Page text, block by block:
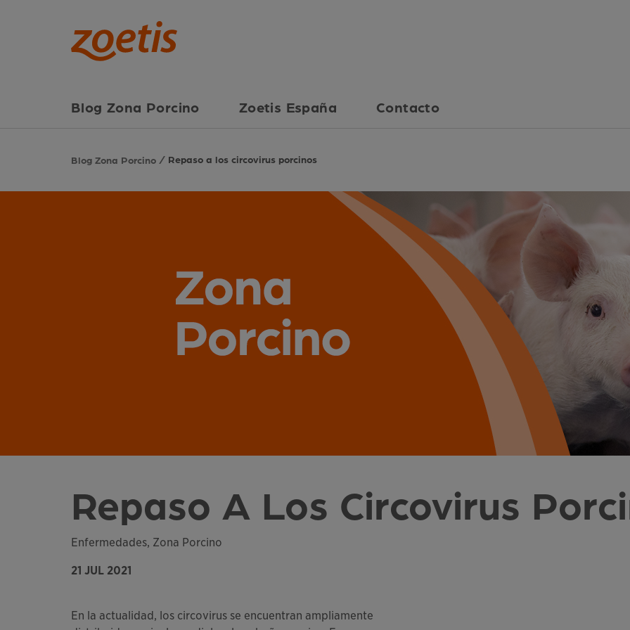
Blog Zona Porcino Zoetis España Contacto
Blog Zona Porcino Repaso a los circovirus porcinos
Repaso A Los Circovirus
Enfermedades, Zona Porcino
21 JUL 2021
En la actualidad, los circovirus se encuentran ampliamente